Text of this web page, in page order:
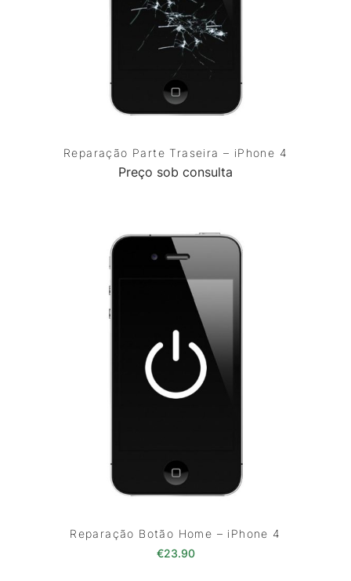
Reparação Parte Traseira – iPhone 4
Preço sob consulta
Reparação Botão Home – iPhone 4
€23.90